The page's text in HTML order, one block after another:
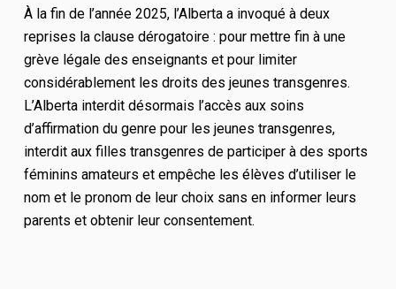
À la fin de l’année 2025, l’Alberta a invoqué à deux
reprises la clause dérogatoire : pour mettre fin à une
grève légale des enseignants et pour limiter
considérablement les droits des jeunes transgenres.
L’Alberta interdit désormais l’accès aux soins
d’affirmation du genre pour les jeunes transgenres,
interdit aux filles transgenres de participer à des sports
féminins amateurs et empêche les élèves d’utiliser le
nom et le pronom de leur choix sans en informer leurs
parents et obtenir leur consentement.